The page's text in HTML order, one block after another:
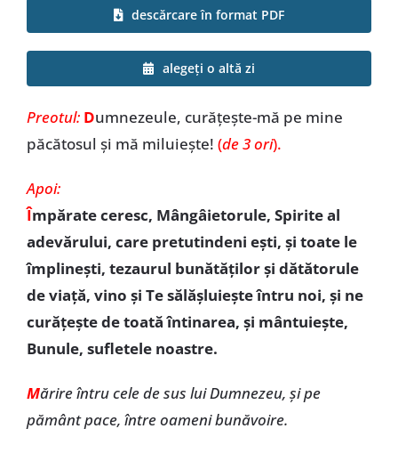
descărcare în format PDF
alegeți o altă zi
Preotul: Dumnezeule, curățește-mă pe mine
păcătosul și mă miluiește! (de 3 ori).
Apoi:
Împărate ceresc, Mângâietorule, Spirite al
adevărului, care pretutindeni ești, și toate le
împlinești, tezaurul bunătăților și dătătorule
de viață, vino și Te sălășluiește întru noi, și ne
curățește de toată întinarea, și mântuiește,
Bunule, sufletele noastre.
Mărire întru cele de sus lui Dumnezeu, și pe
pământ pace, între oameni bunăvoire.